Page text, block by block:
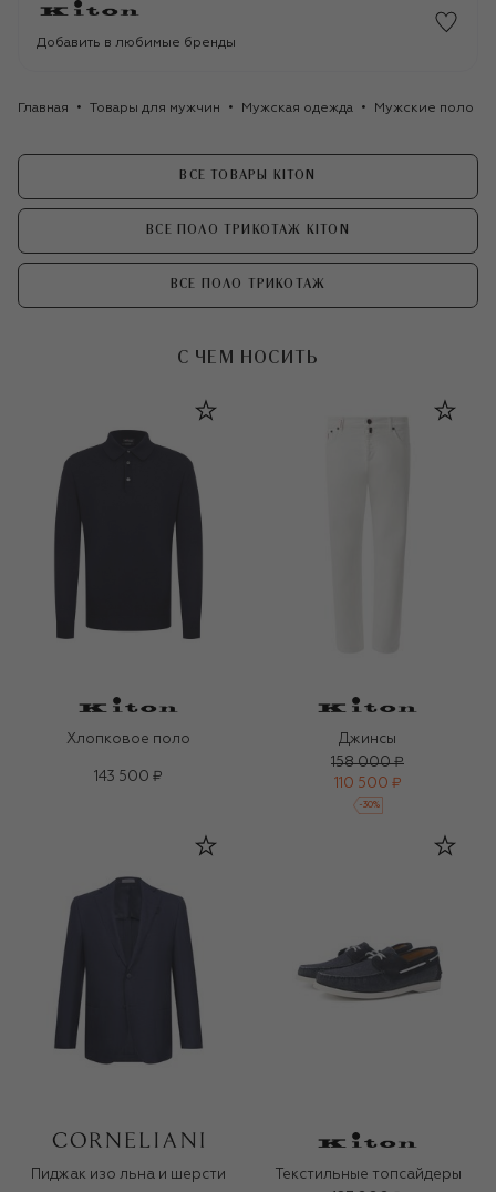
Добавить в любимые бренды
Главная Товары для мужчин Мужская одежда Мужские поло
ВСЕ ТОВАРЫ KITON
ВСЕ ПОЛО ТРИКОТАЖ KITON
ВСЕ ПОЛО ТРИКОТАЖ
С ЧЕМ НОСИТЬ
Хлопковое поло
143 500 ₽
Джинсы
158 000 ₽
110 500 ₽
-30%
Пиджак изо льна и шерсти
Текстильные топсайдеры